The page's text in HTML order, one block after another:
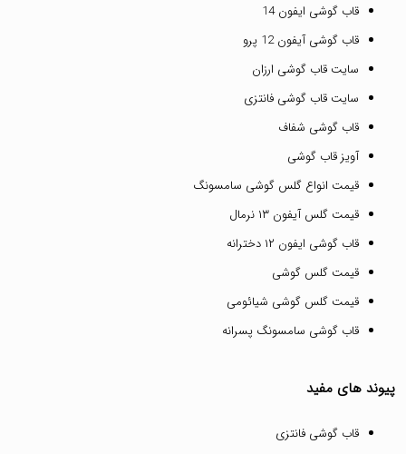
قاب گوشی ایفون 14
قاب گوشی آیفون 12 پرو
سایت قاب گوشی ارزان
سایت قاب گوشی فانتزی
قاب گوشی شفاف
آویز قاب گوشی
قیمت انواع گلس گوشی سامسونگ
قیمت گلس آیفون ۱۳ نرمال
قاب گوشی ایفون ۱۲ دخترانه
قیمت گلس گوشی
قیمت گلس گوشی شیائومی
قاب گوشی سامسونگ پسرانه
پیوند های مفید
قاب گوشی فانتزی